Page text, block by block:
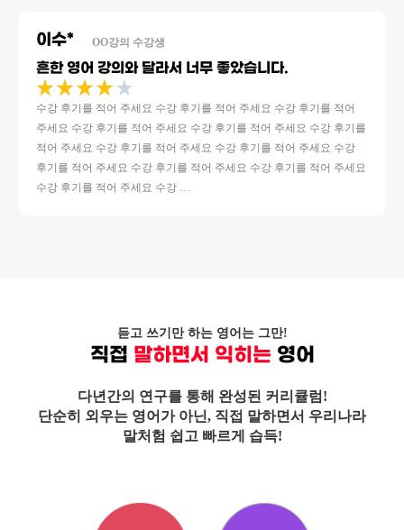
이수* OO강의 수강생
흔한 영어 강의와 달라서 너무 좋았습니다.
★★★★★
중
4
평가
수강 후기를 적어 주세요 수강 후기를 적어 주세요 수강 후기를 적어
주세요 수강 후기를 적어 주세요 수강 후기를 적어 주세요 수강 후기를
적어 주세요 수강 후기를 적어 주세요 수강 후기를 적어 주세요 수강
후기를 적어 주세요 수강 후기를 적어 주세요 수강 후기를 적어 주세요
수강 후기를 적어 주세요 수강 …
듣고 쓰기만 하는 영어는 그만!
직접 말하면서 익히는 영어
다년간의 연구를 통해 완성된 커리큘럼!
단순히 외우는 영어가 아닌, 직접 말하면서 우리나라
말처험 쉽고 빠르게 습득!